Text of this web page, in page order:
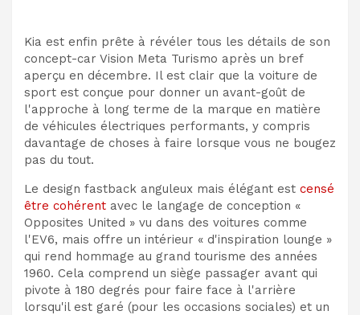
Kia est enfin prête à révéler tous les détails de son
concept-car Vision Meta Turismo après un bref
aperçu en décembre. Il est clair que la voiture de
sport est conçue pour donner un avant-goût de
l'approche à long terme de la marque en matière
de véhicules électriques performants, y compris
davantage de choses à faire lorsque vous ne bougez
pas du tout.
Le design fastback anguleux mais élégant est censé
être cohérent avec le langage de conception «
Opposites United » vu dans des voitures comme
l'EV6, mais offre un intérieur « d'inspiration lounge »
qui rend hommage au grand tourisme des années
1960. Cela comprend un siège passager avant qui
pivote à 180 degrés pour faire face à l'arrière
lorsqu'il est garé (pour les occasions sociales) et un